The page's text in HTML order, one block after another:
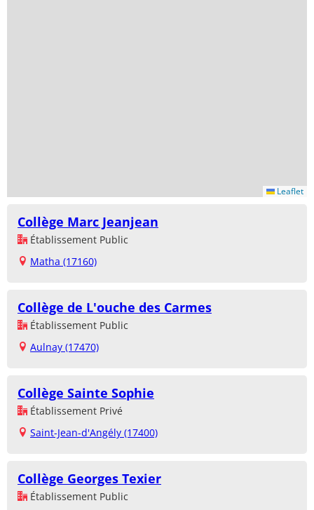
Leaflet
Collège Marc Jeanjean
Établissement Public
Matha (17160)
Collège de L'ouche des Carmes
Établissement Public
Aulnay (17470)
Collège Sainte Sophie
Établissement Privé
Saint-Jean-d'Angély (17400)
Collège Georges Texier
Établissement Public